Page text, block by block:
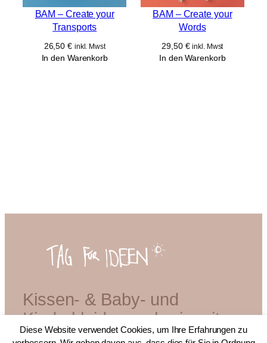
BAM – Create your
Transports
26,50€ inkl. Mwst
In den Warenkorb
BAM – Create your
Words
29,50 € inkl. Mwst
In den Warenkorb
Kissen- & Baby- und
Kinderkleidermacherin mit
Diplom
Diese Website verwendet Cookies, um Ihre Erfahrungen zu